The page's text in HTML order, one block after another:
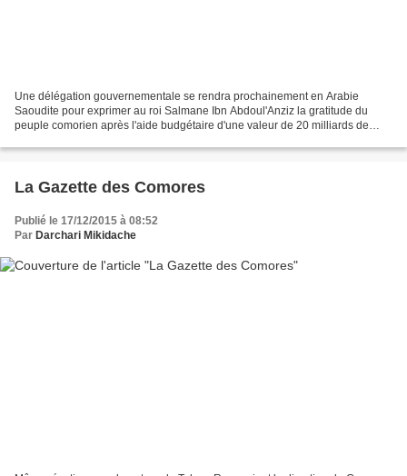
Une délégation gouvernementale se rendra prochainement en Arabie
Saoudite pour exprimer au roi Salmane Ibn Abdoul'Anziz la gratitude du
peuple comorien après l'aide budgétaire d'une valeur de 20 milliards de
La Gazette des Comores
Publié le 17/12/2015 à 08:52
Par Darchari Mikidache